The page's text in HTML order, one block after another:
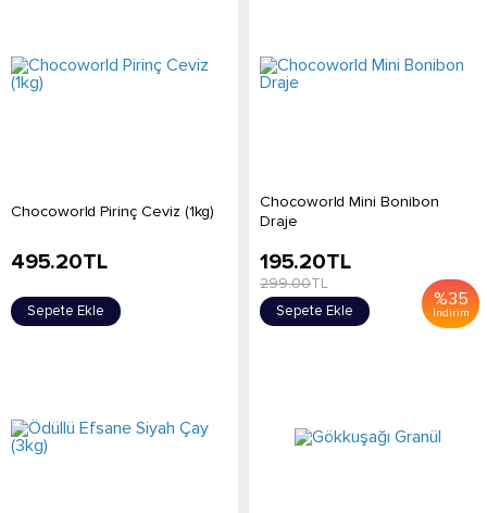
Chocoworld Pirinç Ceviz (1kg)
495.20TL
Sepete Ekle
Chocoworld Mini Bonibon
Draje
%35
İndirim
195.20TL
299.00TL
Sepete Ekle